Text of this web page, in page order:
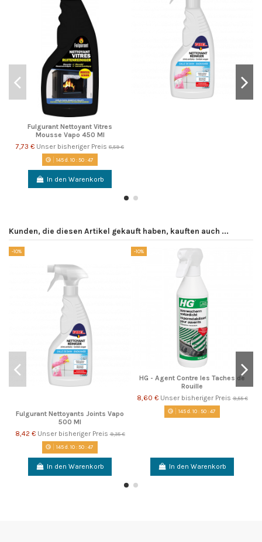
Fulgurant Nettoyant Vitres
Mousse Vapo 450 Ml
7,73 € Unser bisheriger Preis 8,59 €
145d. 10:50:46
In den Warenkorb
Kunden, die diesen Artikel gekauft haben, kauften auch ...
-10%
Fulgurant Nettoyants Joints Vapo
500 Ml
8,42 € Unser bisheriger Preis9,35 €
145d.10:50:46
In den Warenkorb
-10%
HG - Agent Contre les Taches de
Rouille
8,60 € Unser bisheriger Preis9,55 €
145d. 10:50:46
In den Warenkorb